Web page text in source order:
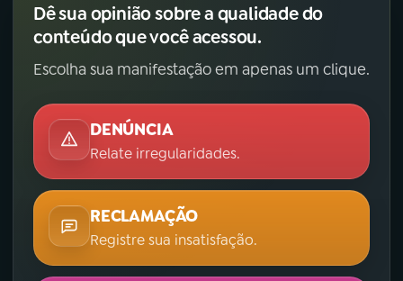
Dê sua opinião sobre a qualidade do
conteúdo que você acessou.
Escolha sua manifestação em apenas um clique.
DENÚNCIA
Relate irregularidades.
RECLAMAÇÃO
Registre sua insatisfação.